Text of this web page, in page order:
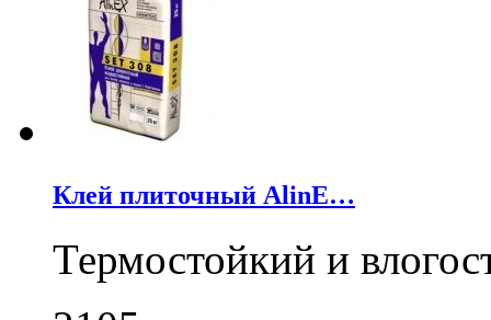
Клей плиточный AlinE…
Термостойкий и